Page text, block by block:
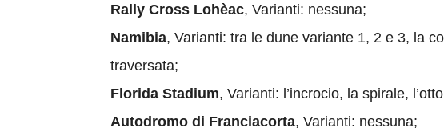
Rally Cross Lohèac, Varianti: nessuna;
Namibia, Varianti: tra le dune variante 1, 2 e 3, la
traversata;
Florida Stadium, Varianti: l’incrocio, la spirale,
Autodromo di Franciacorta, Varianti: nessuna;